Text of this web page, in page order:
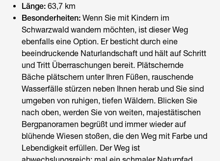
Länge: 63,7 km
Besonderheiten: Wenn Sie mit Kindern im
Schwarzwald wandern möchten, ist dieser Weg
ebenfalls eine Option. Er besticht durch eine
beeindruckende Naturlandschaft und hält auf Schritt
und Tritt Überraschungen bereit. Plätschernde
Bäche plätschern unter Ihren Füßen, rauschende
Wasserfälle stürzen neben Ihnen herab und Sie sind
umgeben von ruhigen, tiefen Wäldern. Blicken Sie
nach oben, werden Sie von weiten, majestätischen
Bergpanoramen begrüßt und immer wieder auf
blühende Wiesen stoßen, die den Weg mit Farbe und
Lebendigkeit erfüllen. Der Weg ist